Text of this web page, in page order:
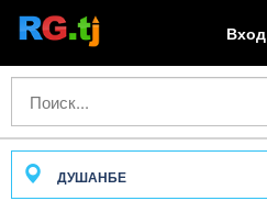
Вход
ДУШАНБЕ